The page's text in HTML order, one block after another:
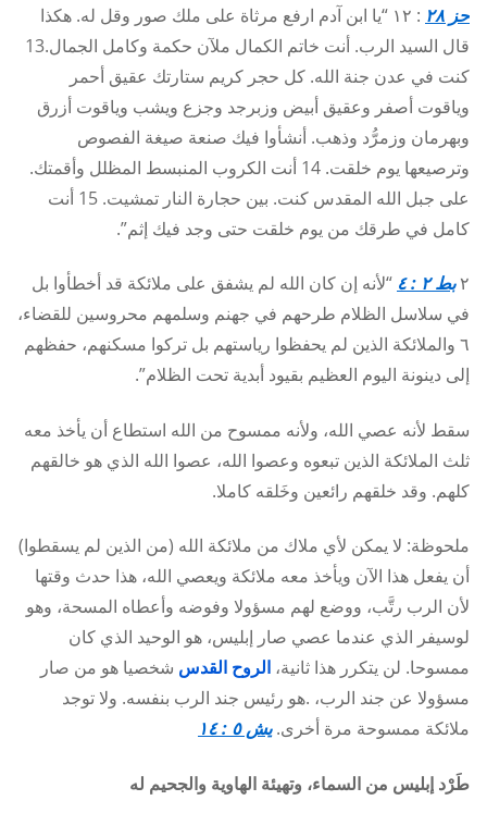
حز ٢٨
: ١٢ “يا ابن آدم ارفع مرثاة على ملك صور وقل له. هكذا
قال السيد الرب. أنت خاتم الكمال ملآن حكمة وكامل الجمال.13
كنت في عدن جنة الله. كل حجر كريم ستارتك عقيق أحمر
وياقوت أصفر وعقيق أبيض وزبرجد وجزع ويشب وياقوت أزرق
وبهرمان وزمرُّد وذهب. أنشأوا فيك صنعة صيغة الفصوص
وترصيعها يوم خلقت. 14 أنت الكروب المنبسط المظلل وأقمتك.
على جبل الله المقدس كنت. بين حجارة النار تمشيت. 15 أنت
كامل في طرقك من يوم خلقت حتى وجد فيك إثم”.
٢ بط ٢ : ٤
“لأنه إن كان الله لم يشفق على ملائكة قد أخطأوا بل
في سلاسل الظلام طرحهم في جهنم وسلمهم محروسين للقضاء،
٦ والملائكة الذين لم يحفظوا رياستهم بل تركوا مسكنهم، حفظهم
إلى دينونة اليوم العظيم بقيود أبدية تحت الظلام”.
سقط لأنه عصي الله، ولأنه ممسوح من الله استطاع أن يأخذ معه
ثلث الملائكة الذين تبعوه وعصوا الله، عصوا الله الذي هو خالقهم
كلهم. وقد خلقهم رائعين وخَلقه كاملا.
ملحوظة: لا يمكن لأي ملاك من ملائكة الله (من الذين لم يسقطوا)
أن يفعل هذا الآن ويأخذ معه ملائكة ويعصي الله، هذا حدث وقتها
لأن الرب رتَّب، ووضع لهم مسؤولا وفوضه وأعطاه المسحة، وهو
لوسيفر الذي عندما عصي صار إبليس، هو الوحيد الذي كان
ممسوحا. لن يتكرر هذا ثانية، الروح القدس شخصيا هو من صار
مسؤولا عن جند الرب، .هو رئيس جند الرب بنفسه. ولا توجد
ملائكة ممسوحة مرة أخرى.يش ٥ : ١٤
طَرْد إبليس من السماء، وتهيئة الهاوية والجحيم له